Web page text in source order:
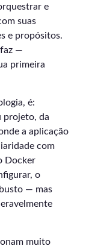
e
suas
e propósitos.
faz —
primeira
é:
projeto, da
a aplicação
com
Docker
o
— mas
muito